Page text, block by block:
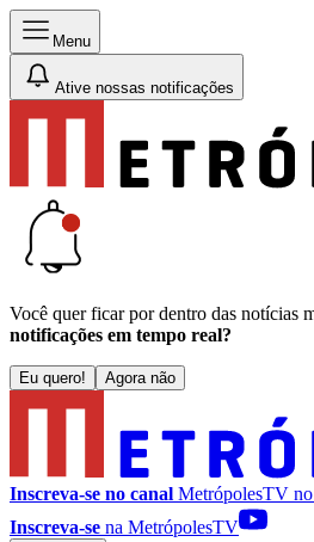
Menu
Ative nossas notificações
Você quer ficar por dentro das notícias
notificações em tempo real?
Eu quero! Agora não
Inscreva-se no canal MetrópolesTV no
Inscreva-se na MetrópolesTV